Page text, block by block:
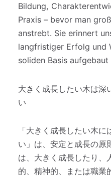
Bildung,
Praxis – bevor man
anstrebt. Sie erinnert
langfristiger Erfolg und
soliden Basis
大きく成長したい木は深
い
「大きく成長したい木
い」は、安定と成長の原
は、大きく成長したり、
的、精神的、または職業